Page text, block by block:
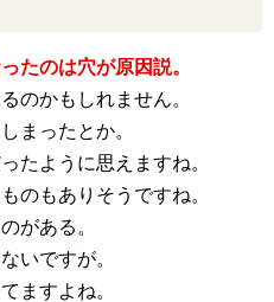
たのは穴が原因説。
のかもしれません。
まったとか。
たように思えますね。
のもありそうですね。
がある。
いですが。
ますよね。